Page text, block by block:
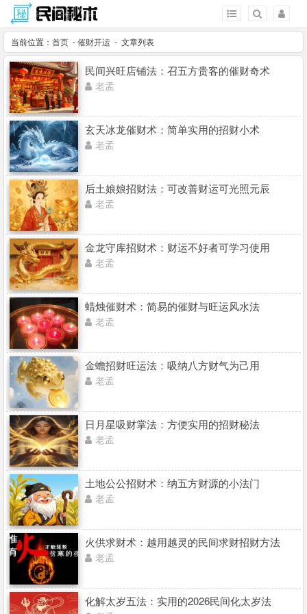
当前位置： 首页 -催财开运 - 文章列表
民间兴旺店铺法：召五方贵客的催财奇术
老孟
玄天冰龙催财术：简单实用的招财小术
老孟
后土娘娘招财法：可改善财运可光照元辰
老孟
金龙守库招财术：财运不好者可学习使用
老孟
蜡烛催财术：简易的催财与旺运风水法
老孟
金蟾招财旺运法：吸纳八方财气为己用
老孟
日月星吸财掌法：方便实用的招财秘法
老孟
土地公公招财术：纳五方财源的小法门
老孟
火供求财术：越用越灵的民间求财招财方法
老孟
化解太岁五法：实用的2026民间化太岁法